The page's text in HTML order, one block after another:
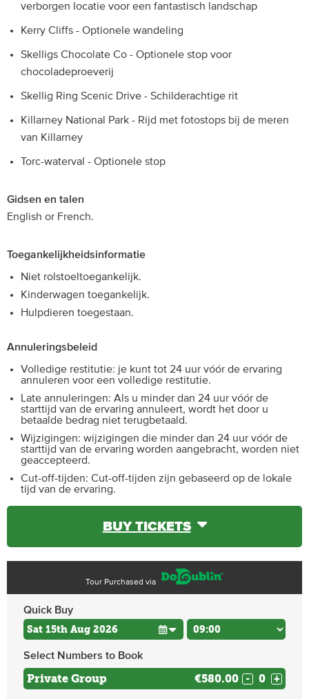
verborgen locatie voor een fantastisch landschap
Kerry Cliffs - Optionele wandeling
Skelligs Chocolate Co - Optionele stop voor
chocoladeproeverij
Skellig Ring Scenic Drive - Schilderachtige rit
Killarney National Park - Rijd met fotostops bij de meren
van Killarney
Torc-waterval - Optionele stop
Gidsen en talen
English or French.
Toegankelijkheidsinformatie
Niet rolstoeltoegankelijk.
Kinderwagen toegankelijk.
Hulpdieren toegestaan.
Annuleringsbeleid
Volledige restitutie: je kunt tot 24 uur vóór de ervaring
annuleren voor een volledige restitutie.
Late annuleringen: Als u minder dan 24 uur vóór de
starttijd van de ervaring annuleert, wordt het door u
betaalde bedrag niet terugbetaald.
Wijzigingen: wijzigingen die minder dan 24 uur vóór de
starttijd van de ervaring worden aangebracht, worden niet
geaccepteerd.
Cut-off-tijden: Cut-off-tijden zijn gebaseerd op de lokale
tijd van de ervaring.
BUY TICKETS
Tour Purchased via
Quick Buy
Select Numbers to Book
Private Group €580.00 - +